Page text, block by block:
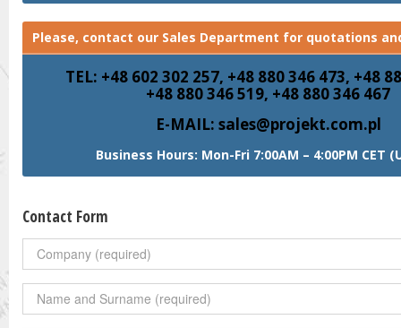
Please, contact our Sales Department for quotations
TEL: +48 602 302 257, +48 880 346 473, +48
+48 880 346 519, +48 880 346 467
E-MAIL: sales@projekt.com.pl
Business Hours: Mon-Fri 7:00AM – 4:00PM CET
Contact Form